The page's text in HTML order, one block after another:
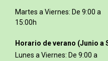
Martes a Viernes: De 9:00 a
15:00h
Horario de verano (Junio a
Lunes a Viernes: De 9:00 a